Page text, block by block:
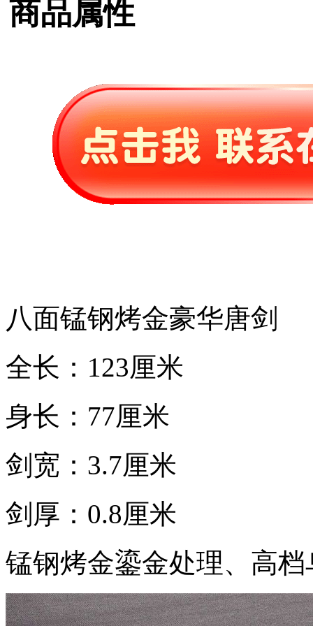
商品属性
八面锰钢烤金豪华唐剑
全长：123厘米
身长：77厘米
剑宽：3.7厘米
剑厚：0.8厘米
锰钢烤金鎏金处理、高